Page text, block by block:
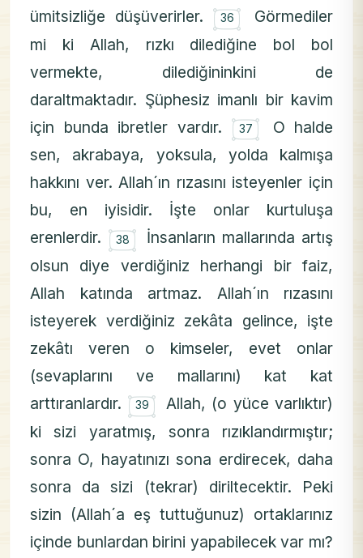
ümitsizliğe düşüverirler. ۝
36
Görmediler
mi ki Allah, rızkı dilediğine bol bol
vermekte, dilediğininkini de
daraltmaktadır. Şüphesiz imanlı bir kavim
için bunda ibretler vardır. ۝
37
O halde
sen, akrabaya, yoksula, yolda kalmışa
hakkını ver. Allah´ın rızasını isteyenler için
bu, en iyisidir. İşte onlar kurtuluşa
erenlerdir. ۝
38
İnsanların mallarında artış
olsun diye verdiğiniz herhangi bir faiz,
Allah katında artmaz. Allah´ın rızasını
isteyerek verdiğiniz zekâta gelince, işte
zekâtı veren o kimseler, evet onlar
(sevaplarını ve mallarını) kat kat
arttıranlardır. ۝
39
Allah, (o yüce varlıktır)
ki sizi yaratmış, sonra rızıklandırmıştır;
sonra O, hayatınızı sona erdirecek, daha
sonra da sizi (tekrar) diriltecektir. Peki
sizin (Allah´a eş tuttuğunuz) ortaklarınız
içinde bunlardan birini yapabilecek var mı?